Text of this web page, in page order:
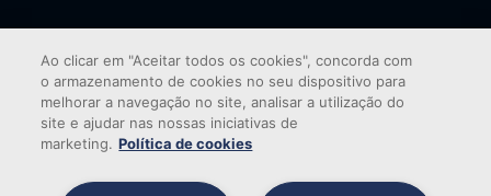
APP STORE
GOOGLE PLAY
Ao clicar em "Aceitar todos os cookies", concorda com
o armazenamento de cookies no seu dispositivo para
melhorar a navegação no site, analisar a utilização do
site e ajudar nas nossas iniciativas de
marketing. Política de cookies